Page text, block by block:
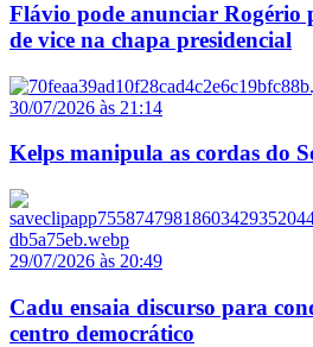
Flávio pode anunciar Rogério
de vice na chapa presidencial
30/07/2026 às 21:14
Kelps manipula as cordas do
29/07/2026 às 20:49
Cadu ensaia discurso para
centro democrático